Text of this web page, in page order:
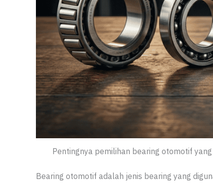
Pentingnya pemilihan bearing otomotif
Bearing otomotif adalah jenis bearing yang